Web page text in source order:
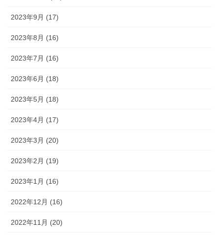
2023年9月 (17)
2023年8月 (16)
2023年7月 (16)
2023年6月 (18)
2023年5月 (18)
2023年4月 (17)
2023年3月 (20)
2023年2月 (19)
2023年1月 (16)
2022年12月 (16)
2022年11月 (20)